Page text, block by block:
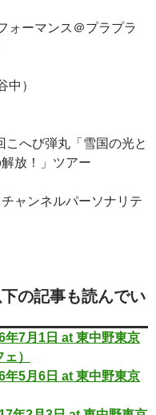
ォーマンス＠プラプラ
中）
へび弾丸「雪国の光と
放！」ツアー
ャンネルパーソナリテ
の記事も読んでい
年7月1日 at 東中野東京
）
年5月6日 at 東中野東京